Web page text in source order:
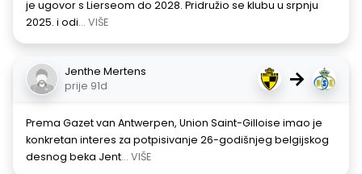
je ugovor s Lierseom do 2028. Pridružio se klubu u srpnju
2025. i odi... VIŠE
Jenthe Mertens
prije 91d
→
Prema Gazet van Antwerpen, Union Saint-Gilloise imao je
konkretan interes za potpisivanje 26-godišnjeg belgijskog
desnog beka Jent... VIŠE